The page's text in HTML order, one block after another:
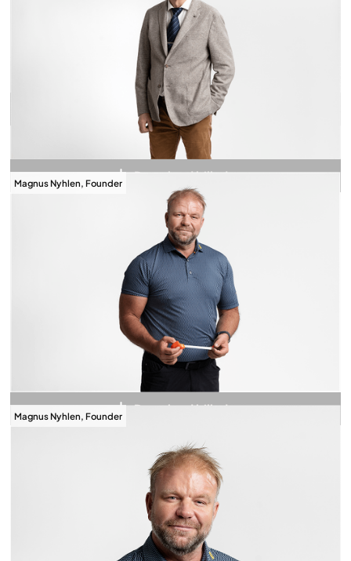
Download billede
Download billede
Magnus Nyhlen, Founder
Download billede
Magnus Nyhlen, Founder